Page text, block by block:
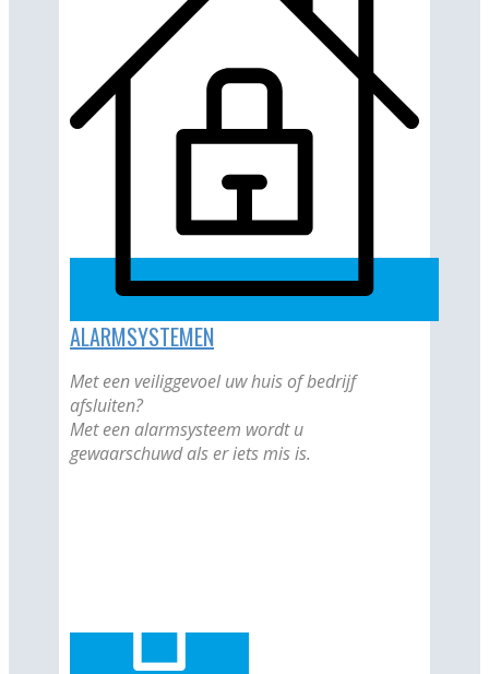
ALARMSYSTEMEN
Met een veiliggevoel uw huis of bedrijf
afsluiten?
Met een alarmsysteem wordt u
gewaarschuwd als er iets mis is.